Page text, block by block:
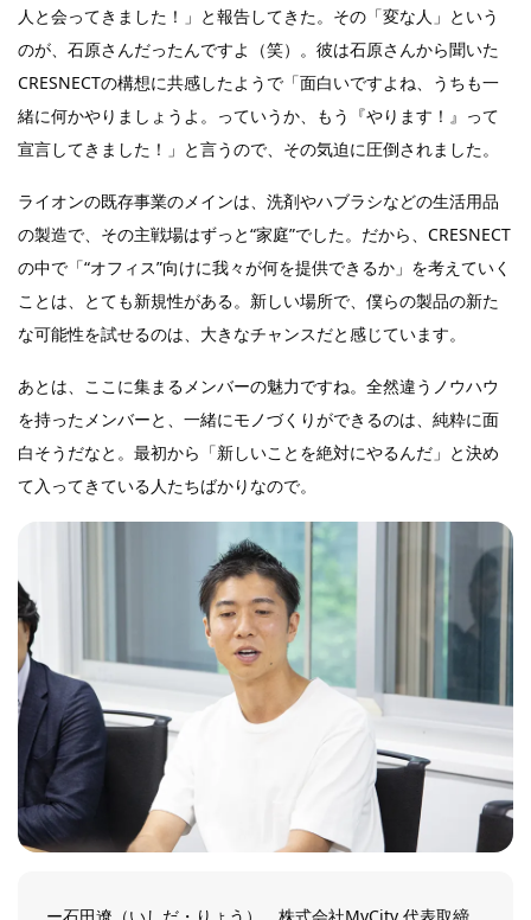
人と会ってきました！」と報告してきた。その「変な人」という
のが、石原さんだったんですよ（笑）。彼は石原さんから聞いた
CRESNECTの構想に共感したようで「面白いですよね、うちも一
緒に何かやりましょうよ。っていうか、もう『やります！』って
宣言してきました！」と言うので、その気迫に圧倒されました。
ライオンの既存事業のメインは、洗剤やハブラシなどの生活用品
の製造で、その主戦場はずっと“家庭”でした。だから、CRESNECT
の中で「“オフィス”向けに我々が何を提供できるか」を考えていく
ことは、とても新規性がある。新しい場所で、僕らの製品の新た
な可能性を試せるのは、大きなチャンスだと感じています。
あとは、ここに集まるメンバーの魅力ですね。全然違うノウハウ
を持ったメンバーと、一緒にモノづくりができるのは、純粋に面
白そうだなと。最初から「新しいことを絶対にやるんだ」と決め
て入ってきている人たちばかりなので。